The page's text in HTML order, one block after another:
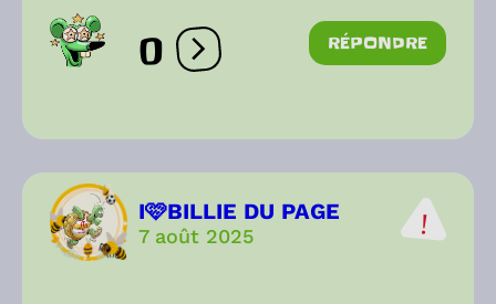
0 Ouvrir les réactions
RÉPONDRE
I🩷BILLIE DU PAGE
7 août 2025